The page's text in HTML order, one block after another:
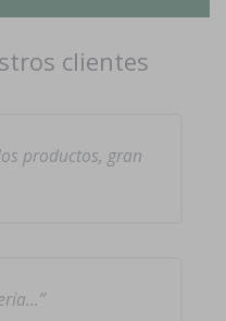
clientes
productos, gran